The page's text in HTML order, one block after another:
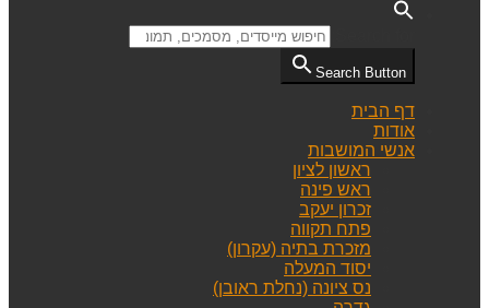
Search Button
דף הבית
אודות
אנשי המושבות
ראשון לציון
ראש פינה
זכרון יעקב
פתח תקווה
מזכרת בתיה (עקרון)
יסוד המעלה
נס ציונה (נחלת ראובן)